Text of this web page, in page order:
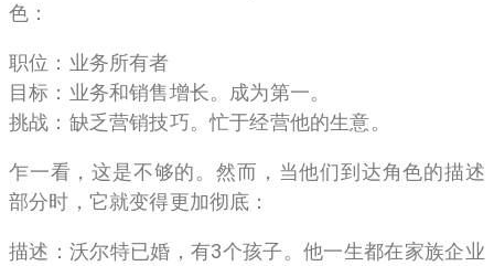
色：
职位：业务所有者
目标：业务和销售增长。成为第一。
挑战：缺乏营销技巧。忙于经营他的生意。
乍一看，这是不够的。然而，当他们到达角色的描述
部分时，它就变得更加彻底：
描述：沃尔特已婚，有3个孩子。他一生都在家族企业